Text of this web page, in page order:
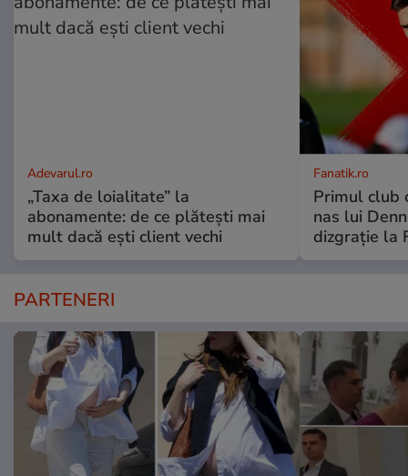
Adevarul.ro
„Taxa de loialitate” la
abonamente: de ce plătești mai
mult dacă ești client vechi
Fanatik.ro
Primul club
nas lui
dizgrație la
PARTENERI